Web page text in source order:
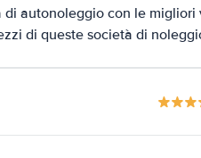
autonoleggio con le
di queste società di